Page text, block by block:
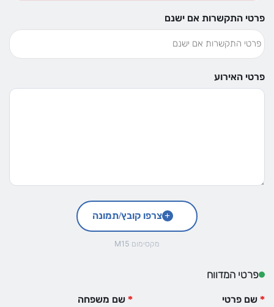
פרטי התקשרות אם ישנם
פרטי האירוע
צרפו קובץ/תמונה
M15 מקסימום
פרטי המדווח
שם משפחה שם פרטי